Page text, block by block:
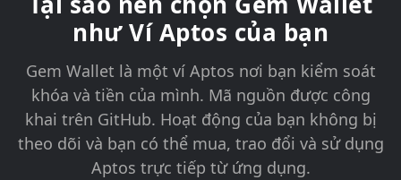
như Ví Aptos của bạn
Gem Wallet là một ví Aptos nơi bạn kiểm soát
khóa và tiền của mình. Mã nguồn được công
khai trên GitHub. Hoạt động của bạn không bị
theo dõi và bạn có thể mua, trao đổi và sử dụng
Aptos trực tiếp từ ứng dụng.